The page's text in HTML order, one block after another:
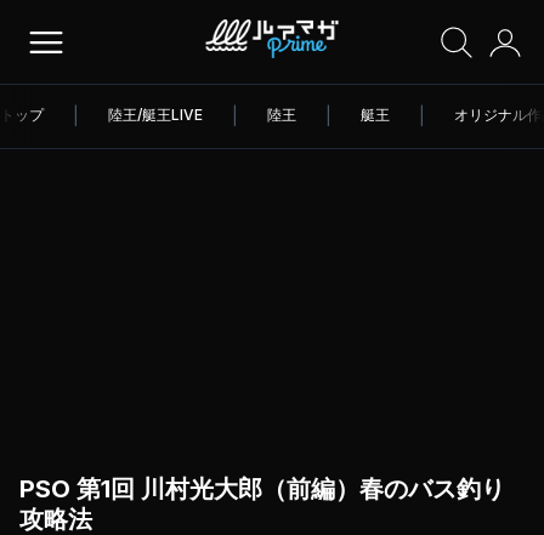
トップ 陸王/艇王LIVE 陸王 艇王 オリジナル
PSO 第1回 川村光大郎（前編）春のバス釣り
攻略法